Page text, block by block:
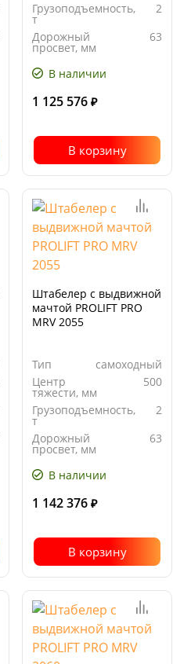
Грузоподъемность,
т
2
Дорожный
просвет, мм
63
В наличии
1 125 576 ₽
В корзину
Штабелер с выдвижной
мачтой PROLIFT PRO
MRV 2055
Тип
самоходный
Центр
тяжести, мм
500
Грузоподъемность,
т
2
Дорожный
просвет, мм
63
В наличии
1 142 376 ₽
В корзину